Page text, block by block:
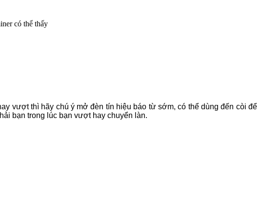
có thể thấy
vượt thì hãy chú ý mở đèn tín hiệu báo từ sớm, có thể dùng đến còi để
bạn trong lúc bạn vượt hay chuyển làn.